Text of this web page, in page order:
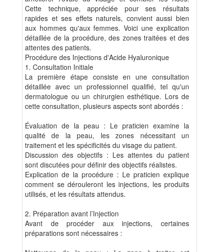
Cette technique, appréciée pour ses résultats
rapides et ses effets naturels, convient aussi bien
aux hommes qu'aux femmes. Voici une explication
détaillée de la procédure, des zones traitées et des
attentes des patients.
Procédure des Injections d'Acide Hyaluronique
1. Consultation Initiale
La première étape consiste en une consultation
détaillée avec un professionnel qualifié, tel qu'un
dermatologue ou un chirurgien esthétique. Lors de
cette consultation, plusieurs aspects sont abordés :
Évaluation de la peau : Le praticien examine la
qualité de la peau, les zones nécessitant un
traitement et les spécificités du visage du patient.
Discussion des objectifs : Les attentes du patient
sont discutées pour définir des objectifs réalistes.
Explication de la procédure : Le praticien explique
comment se dérouleront les injections, les produits
utilisés, et les résultats attendus.
2. Préparation avant l’Injection
Avant de procéder aux injections, certaines
préparations sont nécessaires :